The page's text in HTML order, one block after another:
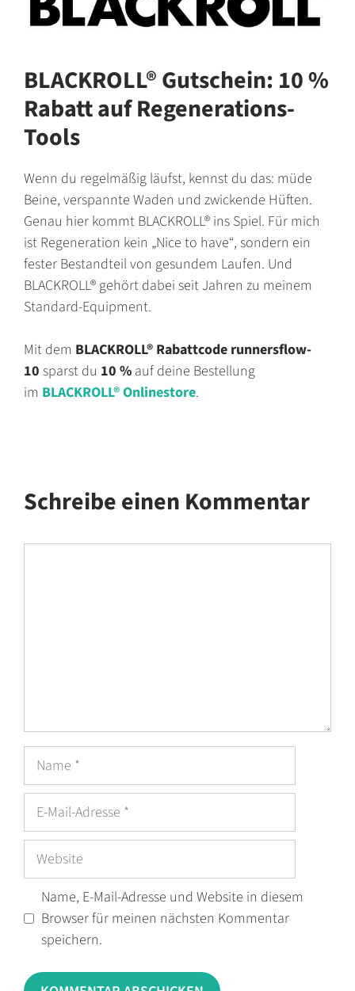
BLACKROLL® Gutschein: 10 %
Rabatt auf Regenerations-
Tools
Wenn du regelmäßig läufst, kennst du das: müde
Beine, verspannte Waden und zwickende Hüften.
Genau hier kommt BLACKROLL® ins Spiel. Für mich
ist Regeneration kein „Nice to have“, sondern ein
fester Bestandteil von gesundem Laufen. Und
BLACKROLL® gehört dabei seit Jahren zu meinem
Standard-Equipment.
Mit dem BLACKROLL® Rabattcode runnersflow-
10 sparst du 10 % auf deine Bestellung
im BLACKROLL® Onlinestore.
Schreibe einen Kommentar
Name
Adresse
Website
Name, E-Mail-Adresse und Website in diesem
Browser für meinen nächsten Kommentar
speichern.